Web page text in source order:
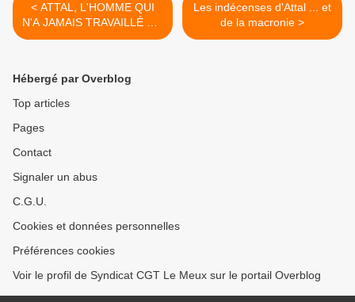
< ATTAL, L'HOMME QUI
N'A JAMAIS TRAVAILLÉ OU
LE RUISSELLEMENT A
Les indécenses d'Attal ... et
de la macronie >
Hébergé par Overblog
Top articles
Pages
Contact
Signaler un abus
C.G.U.
Cookies et données personnelles
Préférences cookies
Voir le profil de Syndicat CGT Le Meux sur le portail Overblog